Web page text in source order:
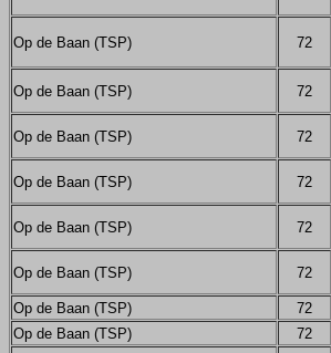
Op de Baan (TSP) 72
Op de Baan (TSP) 72
Op de Baan (TSP) 72
Op de Baan (TSP) 72
Op de Baan (TSP) 72
Op de Baan (TSP) 72
Op de Baan (TSP)
72
Op de Baan (TSP)
72